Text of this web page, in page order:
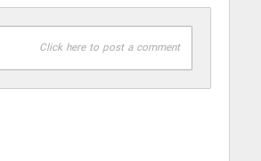
Click here to post a comment